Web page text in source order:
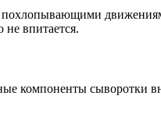
не впитается.
компоненты сыворотки